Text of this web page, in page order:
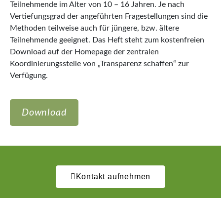
Teilnehmende im Alter von 10 – 16 Jahren. Je nach
Vertiefungsgrad der angeführten Fragestellungen sind die
Methoden teilweise auch für jüngere, bzw. ältere
Teilnehmende geeignet. Das Heft steht zum kostenfreien
Download auf der Homepage der zentralen
Koordinierungsstelle von „Transparenz schaffen“ zur
Verfügung.
Download
Kontakt aufnehmen